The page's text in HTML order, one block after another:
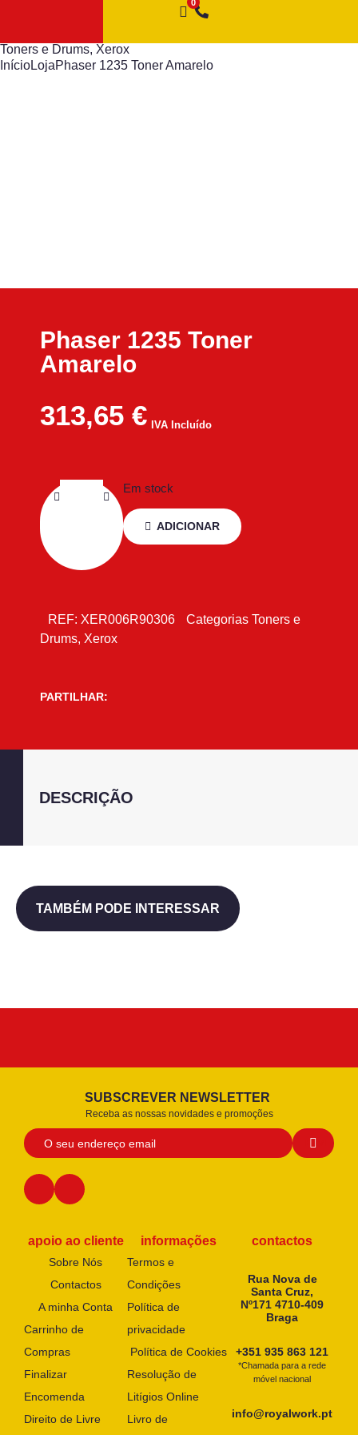
Toners e Drums, Xerox
InícioLojaPhaser 1235 Toner Amarelo
Phaser 1235 Toner
Amarelo
313,65 € IVA Incluído
Em stock
ADICIONAR
REF: XER006R90306 Categorias Toners e
Drums, Xerox
PARTILHAR:
DESCRIÇÃO
TAMBÉM PODE INTERESSAR
SUBSCREVER NEWSLETTER
Receba as nossas novidades e promoções
apoio ao cliente
Sobre Nós
Contactos
A minha Conta
Carrinho de
Compras
Finalizar
Encomenda
Direito de Livre
informações
Termos e
Condições
Política de
privacidade
Política de Cookies
Resolução de
Litígios Online
Livro de
contactos
Rua Nova de
Santa Cruz,
Nº171 4710-409
Braga
+351 935 863 121
*Chamada para a rede
móvel nacional
info@royalwork.pt